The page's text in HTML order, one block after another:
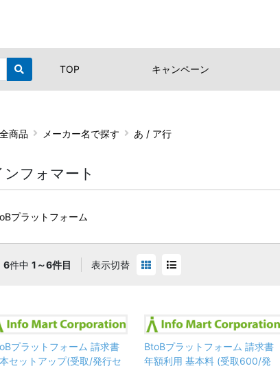
TOP キャンペーン
全商品 メーカー名で探す あ / ア行
ンフォマート
プラットフォーム
6件中 1～6件目 表示切替
プラットフォーム 請求書
セットアップ(受取/発行セ
BtoBプラットフォーム 請求書
年額利用 基本料 (受取600/発